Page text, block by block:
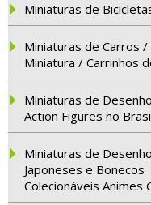
Miniaturas de
Miniaturas de Carros /
Miniatura / Carrinhos
Miniaturas de
Action Figures no
Miniaturas de
Japoneses e Bonecos
Colecionáveis Animes